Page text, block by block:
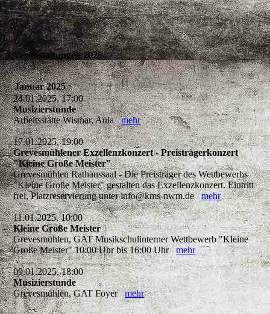
Veranstaltungen 2025
Januar 2025
24.01.2025, 17:00
Musizierstunde
Arbeitsstätte Wismar, Aulamehr
17.01.2025, 19:00
Grevesmühlener Exzellenzkonzert - Preisträgerkonzert
"Kleine Große Meister"
Grevesmühlen Rathaussaal - Die Preisträger des Wettbewerbs
"Kleine Große Meister" gestalten das Exzellenzkonzert. Eintritt
frei, Platzreservierung unter info@kms-nwm.demehr
11.01.2025, 10:00
Kleine Große Meister
Grevesmühlen, GAT Musikschulinterner Wettbewerb "Kleine
Große Meister" 10:00 Uhr bis 16:00 Uhrmehr
09.01.2025, 18:00
Musizierstunde
Grevesmühlen, GAT Foyermehr